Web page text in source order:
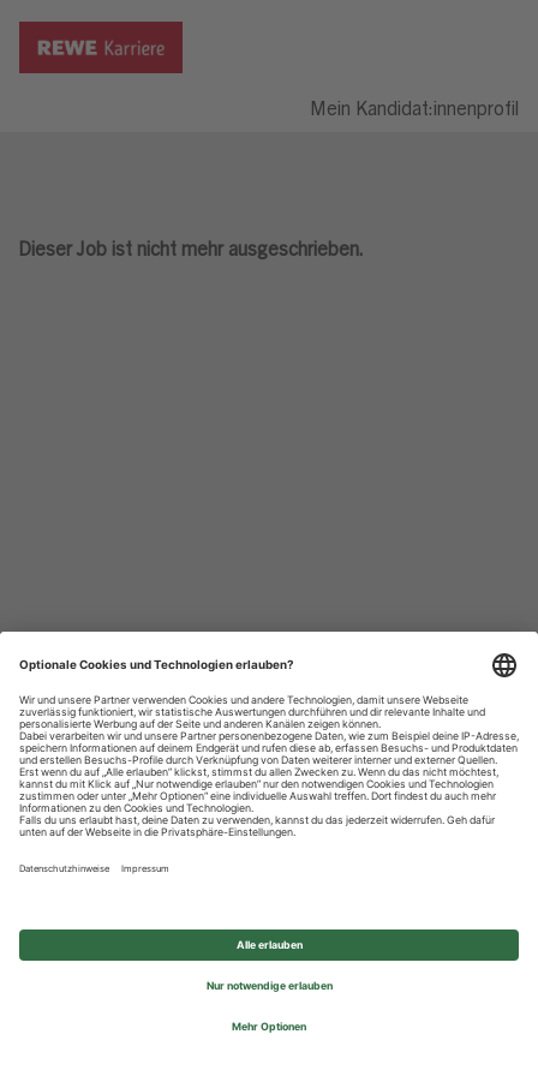
Mein Kandidat:innenprofil
Dieser Job ist nicht mehr ausgeschrieben.
Datenschutzhinweise
Impressum
Privatsphäre-Einstellungen
© 2026 REWE Group - All rights reserved